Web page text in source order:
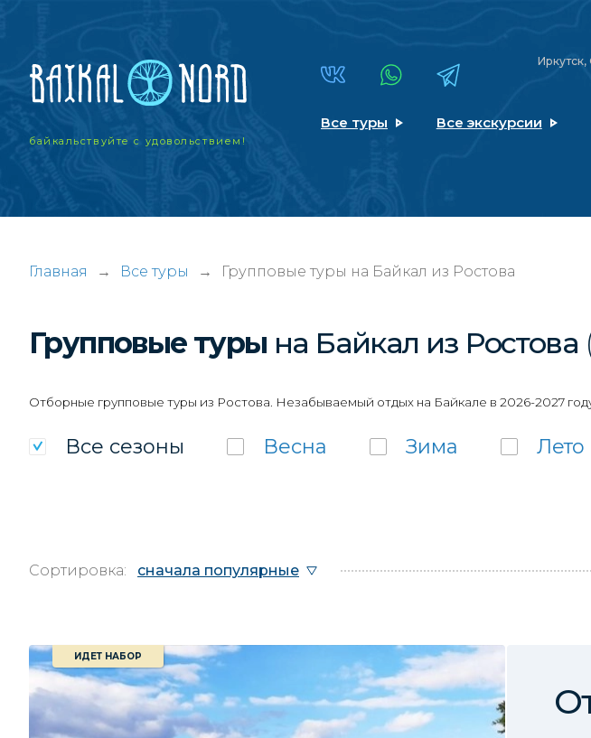
байкальствуйтес удовольствием!
Иркутск,
Все туры Все экскурсии
Главная → Все туры → Групповые туры на Байкал из Ростова
Групповые туры на Байкал из Ростова
Отборные групповые туры из Ростова. Незабываемый отдых на Байкале в 2026-2027
Все сезоны Весна Зима Лето
Сортировка: сначала популярные
ИДЕТ НАБОР